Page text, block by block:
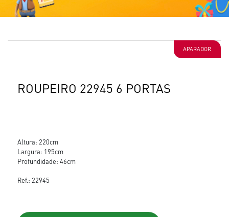
APARADOR
ROUPEIRO 22945 6 PORTAS
Altura: 220cm
Largura: 195cm
Profundidade: 46cm
Ref.: 22945